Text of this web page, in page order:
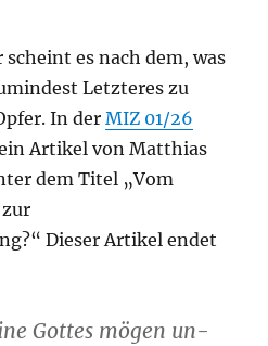
scheint es nach dem, was
Letzteres zu
In derMIZ 01/26
Artikel von Matthias
dem Titel „Vom
zur
Dieser Artikel endet
Gottes mögen un­